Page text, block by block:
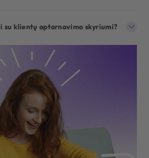
su klientų aptarnavimo skyriumi?